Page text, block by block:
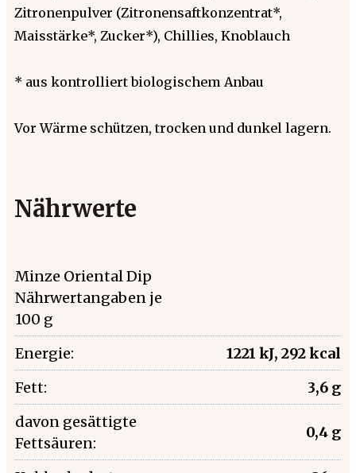
Zitronenpulver (Zitronensaftkonzentrat*,
Maisstärke*, Zucker*), Chillies, Knoblauch
* aus kontrolliert biologischem Anbau
Vor Wärme schützen, trocken und dunkel lagern.
Nährwerte
Minze Oriental Dip
Nährwertangaben je
100 g
Energie:
1221 kJ, 292 kcal
Fett:
3,6 g
davon gesättigte
Fettsäuren:
0,4 g